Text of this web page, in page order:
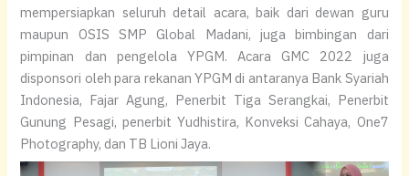
mempersiapkan seluruh detail acara, baik dari dewan guru
maupun OSIS SMP Global Madani, juga bimbingan dari
pimpinan dan pengelola YPGM. Acara GMC 2022 juga
disponsori oleh para rekanan YPGM di antaranya Bank Syariah
Indonesia, Fajar Agung, Penerbit Tiga Serangkai, Penerbit
Gunung Pesagi, penerbit Yudhistira, Konveksi Cahaya, One7
Photography, dan TB Lioni Jaya.